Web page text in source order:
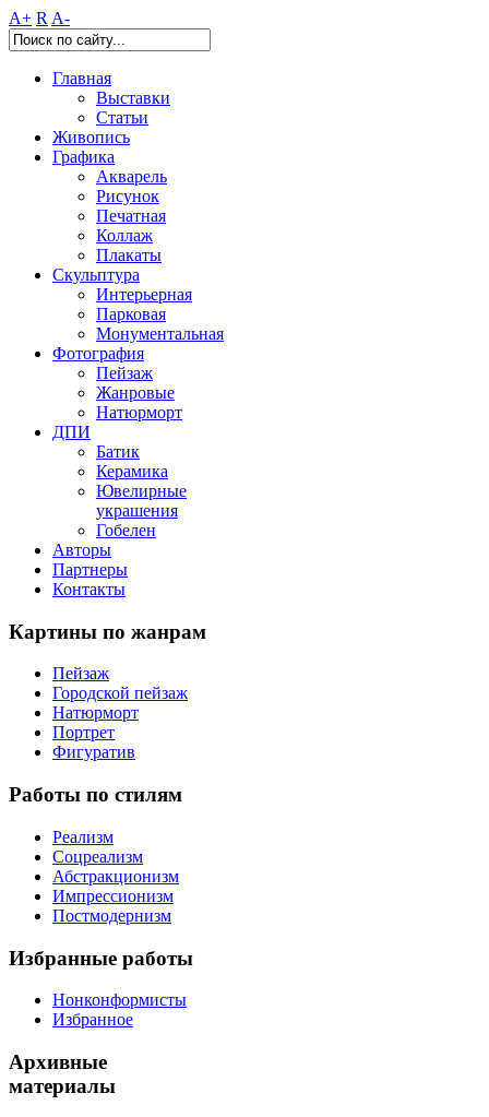
A+ R A-
Главная
Выставки
Статьи
Живопись
Графика
Акварель
Рисунок
Печатная
Коллаж
Плакаты
Скульптура
Интерьерная
Парковая
Монументальная
Фотография
Пейзаж
Жанровые
Натюрморт
ДПИ
Батик
Керамика
Ювелирные
украшения
Гобелен
Авторы
Партнеры
Контакты
Картины по жанрам
Пейзаж
Городской пейзаж
Натюрморт
Портрет
Фигуратив
Работы по стилям
Реализм
Соцреализм
Абстракционизм
Импрессионизм
Постмодернизм
Избранные работы
Нонконформисты
Избранное
Архивные
материалы